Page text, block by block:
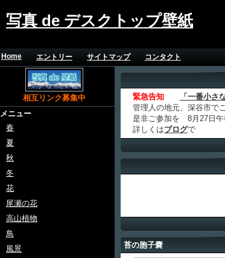
写真 de デスクトップ壁紙
Home エントリー サイトマップ コンタクト
相互リンク募集中
メニュー
春
夏
秋
冬
花
尾瀬の花
高山植物
鳥
風景
緊急告知
「一番小さ
管理人の地元、深谷市で
是非ご参加を 8月27日午
詳しくはブログで
苔の胞子嚢